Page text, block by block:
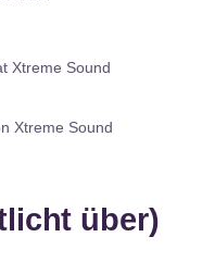
Xtreme Sound
Xtreme Sound
über)